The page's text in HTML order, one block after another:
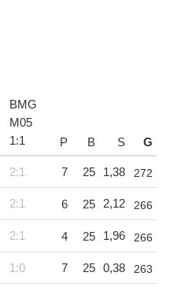
BMG
M05
1:1 P B S G
2:1 7 25 1,38 272
2:1 6 25 2,12 266
2:1 4 25 1,96 266
1:0 7 25 0,38 263